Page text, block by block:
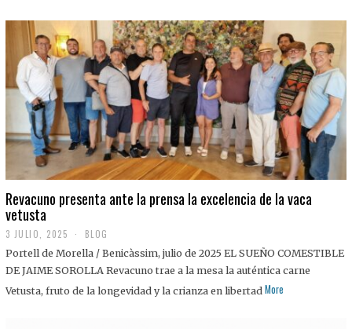
2
5
Revacuno presenta ante la prensa la excelencia de la vaca
vetusta
3 JULIO, 2025
J
U
I
BLOG
Portell de Morella / Benicàssim, julio de 2025 EL SUEÑO COMESTIBLE
DE JAIME SOROLLA Revacuno trae a la mesa la auténtica carne
Vetusta, fruto de la longevidad y la crianza en libertad More